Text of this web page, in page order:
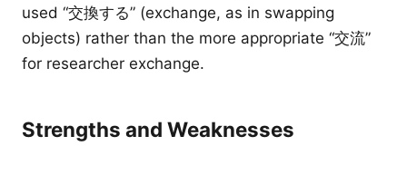
used “交換する” (exchange, as in swapping
objects) rather than the more appropriate “交流”
for researcher exchange.
Strengths and Weaknesses